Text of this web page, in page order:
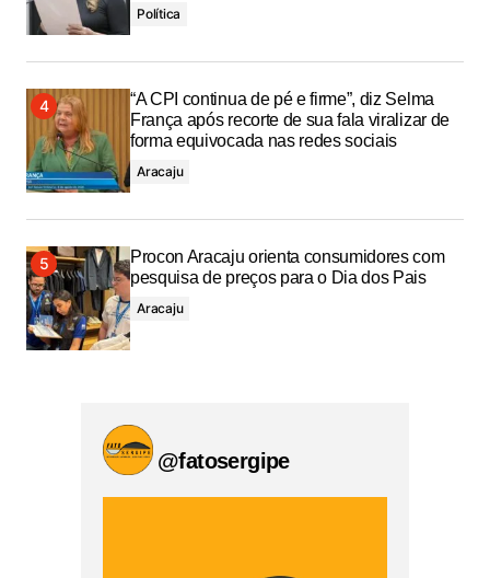
Política
“A CPI continua de pé e firme”, diz Selma
França após recorte de sua fala viralizar de
forma equivocada nas redes sociais
Aracaju
Procon Aracaju orienta consumidores com
pesquisa de preços para o Dia dos Pais
Aracaju
@fatosergipe